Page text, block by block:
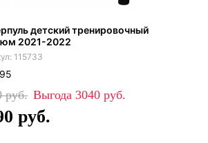
детский тренировочный
2021-2022
115733
3040